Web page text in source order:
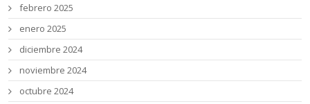
febrero 2025
enero 2025
diciembre 2024
noviembre 2024
octubre 2024